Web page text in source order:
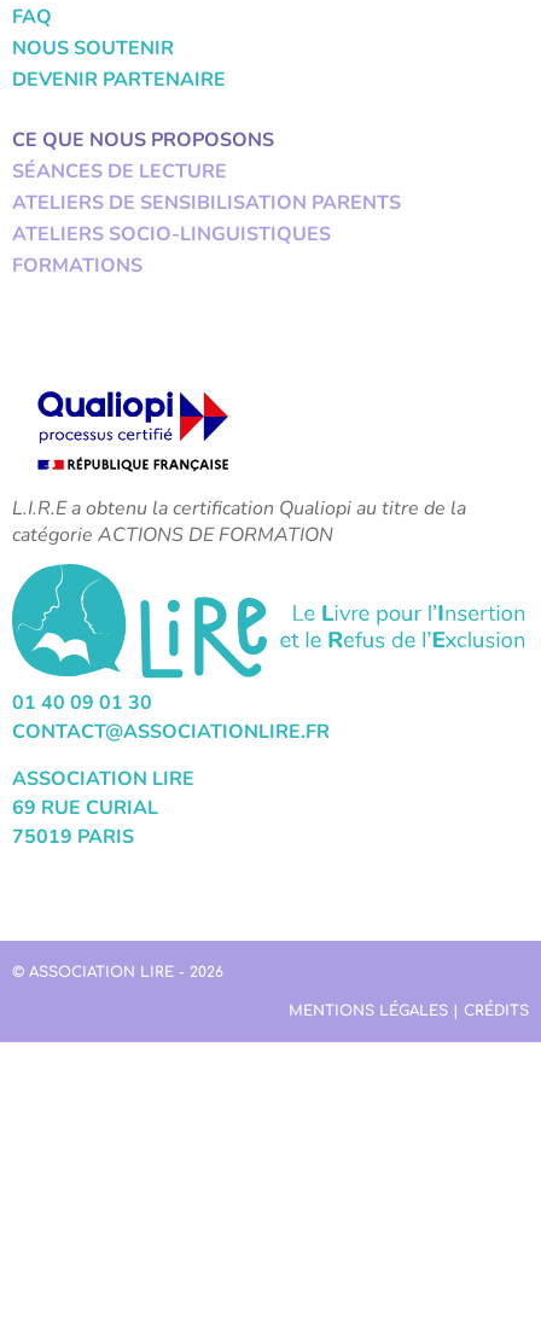
FAQ
NOUS SOUTENIR
DEVENIR PARTENAIRE
CE QUE NOUS PROPOSONS
SÉANCES DE LECTURE
ATELIERS DE SENSIBILISATION PARENTS
ATELIERS SOCIO-LINGUISTIQUES
FORMATIONS
L.I.R.E a obtenu la certification Qualiopi au titre de la
catégorie ACTIONS DE FORMATION
01 40 09 01 30
CONTACT@ASSOCIATIONLIRE.FR
ASSOCIATION LIRE
69 RUE CURIAL
75019 PARIS
© ASSOCIATION LIRE - 2026
MENTIONS LÉGALES | CRÉDITS